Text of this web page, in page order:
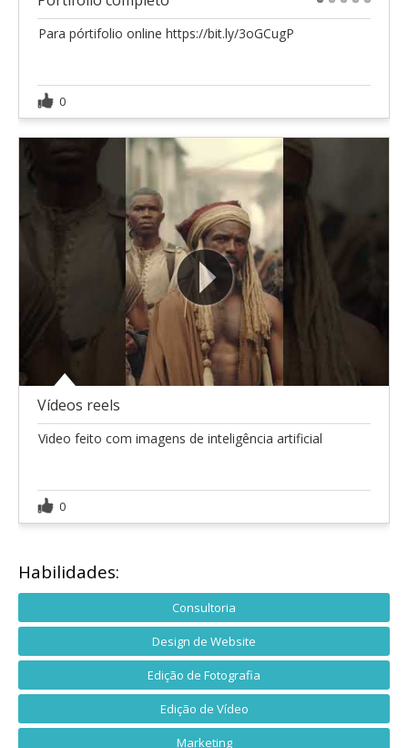
Para pórtifolio online https://bit.ly/3oGCugP
0
Vídeos reels
Video feito com imagens de inteligência artificial
0
Habilidades:
Consultoria
Design de Website
Edição de Fotografia
Edição de Vídeo
Marketing